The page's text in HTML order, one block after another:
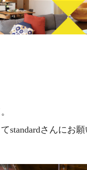
standardさんにお